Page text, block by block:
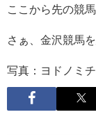
ここから先の競
さぁ、金沢競馬
写真：ヨドノミチ